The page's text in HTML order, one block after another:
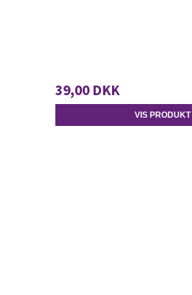
39,00 DKK
VIS PRODUKT